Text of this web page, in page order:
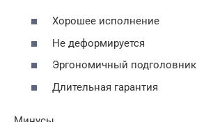
Хорошее исполнение
Не деформируется
Эргономичный подголовник
Длительная гарантия